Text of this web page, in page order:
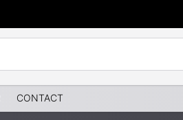
CONTACT